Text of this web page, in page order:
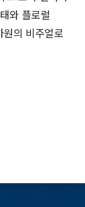
와 플로럴
의 비주얼로